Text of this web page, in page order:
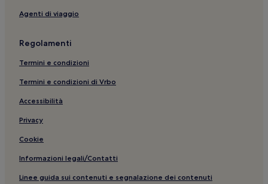
Agenti di viaggio
Regolamenti
Termini e condizioni
Termini e condizioni di Vrbo
Accessibilità
Privacy
Cookie
Informazioni legali/Contatti
Linee guida sui contenuti e segnalazione dei contenuti